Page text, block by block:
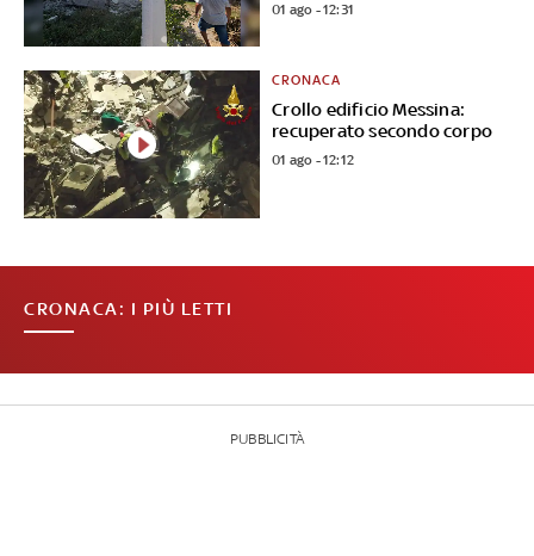
01 ago - 12:31
Crollo edificio Messina:
recuperato secondo corpo
CRONACA
01 ago - 12:12
CRONACA: I PIÙ LETTI
PUBBLICITÀ